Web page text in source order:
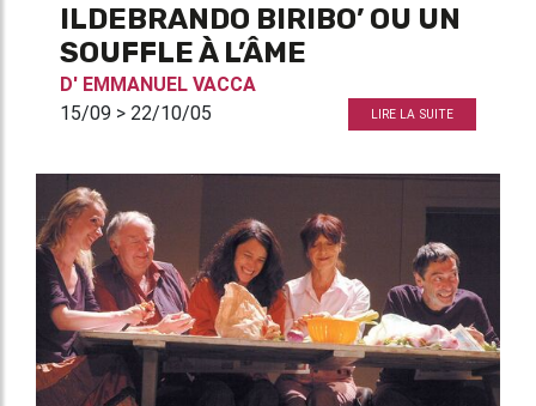
ILDEBRANDO BIRIBO’ OU UN
SOUFFLE À L’ÂME
D' EMMANUEL VACCA
15/09 > 22/10/05
LIRE LA SUITE